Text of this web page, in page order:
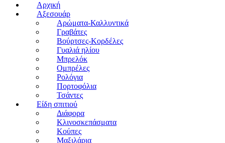
Αρχική
Αξεσουάρ
Αρώματα-Καλλυντικά
Γραβάτες
Βούρτσες-Κορδέλες
Γυαλιά ηλίου
Μπρελόκ
Ομπρέλες
Ρολόγια
Πορτοφόλια
Τσάντες
Είδη σπιτιού
Διάφορα
Κλινοσκεπάσματα
Κούπες
Μαξιλάρια